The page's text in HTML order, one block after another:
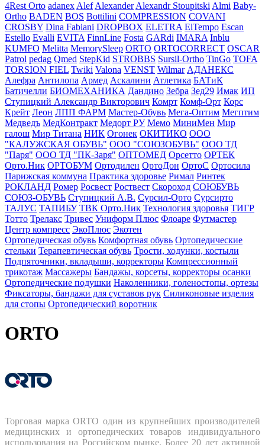
4Rest Orto adanexAlefAlexanderAlexandr StoupitskiAlmi Baby-
Ortho BADEN BOS Bottilini COMPRESSION COVANI
CROSBY Dina Fabiani DROPBOX ELETRA ElTempo Escan
Estello Evalli EVITA FinnLine Fosta GARdi IMARA Inblu
KUMFO Melitta MemorySleep ORTO ORTOCORRECT OSCAR
Patrol pedag Qmed StepKid STROBBS Sursil-Ortho TinGo TOFA
TORSION FIEL Twiki Valona VENST Wilmar АДАНЕКС
Алефра Антилопа Армед Аскалини Атлетика БАТиК
Батичелли БИОМЕХАНИКА Дандино Зебра Зед29 Имак ИП
Ступицкий Александр Викторович Комрт Комф-Орт Корс
Крейт Леон ЛПП ФАРМ Мастер-Обувь Мега-Оптим Мегптим
Медведъ МедКонтракт Медорт РУ Мемо МиниМен Мир
галош Мир Титана НИК Огонек ОКИТИКО ООО
"КАЛУЖСКАЯ ОБУВЬ" ООО "СОЮЗОБУВЬ" ООО ТД
"Паря" ООО ТД "ПК-Заря" ОПТОМЕД Орсетто ОРТЕК
Орто.Ник ОРТОБУМ Ортодилен ОртоДон ОртоС Ортосила
Парижская коммуна Практика здоровье Римал Ринтек
РОКЛАНД Ромер Росвест Роствест Скороход СОЮБУВЬ
СОЮЗ-ОБУВЬ Ступицкий А.В. Сурсил-Орто Сурсирто
ТАЛУС ТАПИБУ ТВК Орто.Ник Технология здоровья ТИГР
Тотто Трелакс Тривес Униформ Плюс Флоаре Футмастер
Центр компресс ЭкоПлюс Экотен
Ортопедическая обувь Комфортная обувь Ортопедические
стельки Терапевтическая обувь Трости, ходунки, костыли
Подпяточники, вкладыши, корректоры Компрессионный
трикотаж Массажеры Бандажы, корсеты, корректоры осанки
Ортопедические подушки Наколенники, голеностопы, ортезы
Фиксаторы, бандажи для суставов рук Силиконовые изделия
для стопы Ортопедический воротник
ORTO
Торговая марка ORTO один из крупнейших производителей
медицинских и ортопедических товаров индивидуального
использования на Российском рынке. Более 20 лет активной